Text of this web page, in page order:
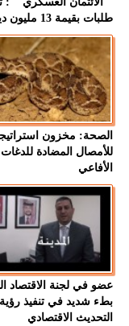
طلبات بقيمة 13 مليون دينار
الصحة: مخزون
للأمصال المضادة للدغات
الأفاعي
عضو في لجنة الاقتصاد
بطء شديد في تنفيذ رؤية
التحديث الاقتصادي